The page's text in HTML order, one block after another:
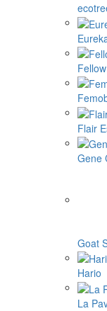
Fellow
Flair
Gene
Goat
Hario
La